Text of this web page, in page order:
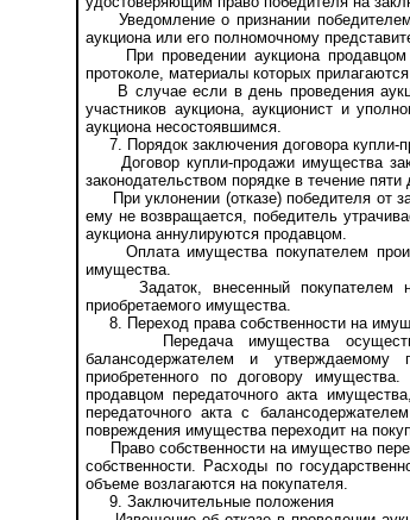
Уведомление о признании победителем
аукциона или его полномочному
При проведении аукциона продавцом
протоколе, материалы которых
В случае если в день проведения
участников аукциона, аукционист и
аукциона несостоявшимся.
7. Порядок заключения договора купли-
Договор купли-продажи имущества
законодательством порядке в течение
При уклонении (отказе) победителя от
ему не возвращается, победитель
аукциона аннулируются продавцом.
Оплата имущества покупателем
имущества.
Задаток, внесенный покупателем на
приобретаемого имущества.
8. Переход права собственности на
Передача имущества
балансодержателем и
приобретенного по договору
продавцом передаточного акта
передаточного акта с
повреждения имущества переходит на
Право собственности на имущество
собственности. Расходы по
объеме возлагаются на покупателя.
9. Заключительные положения